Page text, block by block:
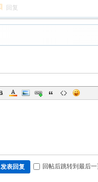
回复
发表回复 回帖后跳转到最后